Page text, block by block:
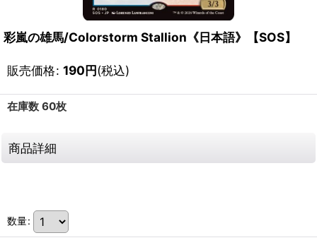
彩嵐の雄馬/Colorstorm Stallion《日本語》【SOS】
販売価格: 190円(税込)
在庫数 60枚
商品詳細
数量: